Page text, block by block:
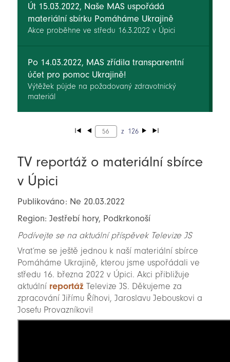
Út 15.03.2022, Naše MAS uspořádá
materiální sbírku Pomáháme Ukrajině
Akce proběhne ve středu 16.3.2022 v Úpici
Po 14.03.2022, MAS zřídila transparentní
účet pro pomoc Ukrajině!
Výtěžek půjde na požadovaný zdravotnický
materiál
z 126
TV reportáž o materiální sbírce
v Úpici
Publikováno: Ne 20.03.2022
Region: Jestřebí hory, Podkrkonoší
Podívejte se na aktuální příspěvek Televize JS
Vraťme se ještě jednou k naší materiální sbírce
Pomáháme Ukrajině, kterou jsme uspořádali ve
středu 16. března 2022 v Úpici. Akci přibližuje
aktuální reportážTelevize JS. Děkujeme za
zpracování Jiřímu Říhovi, Jaroslavu Jebouskovi a
Josefu Provazníkovi!